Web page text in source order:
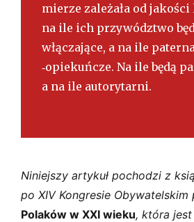
mierze zależała od
na ile ich przywództwo
włączające, a na ile
‑opiekuńcze. Na ile będą
a na ile autorytarni.
Niniejszy artykuł pochodzi z
po XIV Kongresie Obywatelskim
Polaków w XXI wieku, która